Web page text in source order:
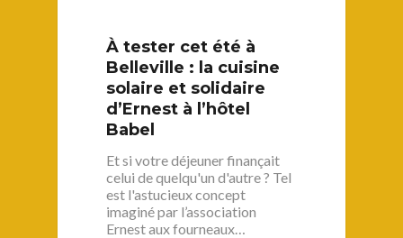
À tester cet été à
Belleville : la cuisine
solaire et solidaire
d’Ernest à l’hôtel
Babel
Et si votre déjeuner finançait
celui de quelqu'un d'autre ? Tel
est l'astucieux concept
imaginé par l’association
Ernest aux fourneaux…
Au quotidien
Commerces
Politique locale
Se régaler
Bars et cafés
Street food
Se bouger
Balades
Enfants
Belleville /
Jourdain
Pelleport / Saint-
À propos
Nous Soutenir